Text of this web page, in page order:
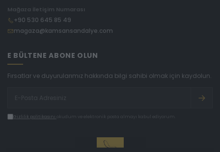
Mağaza İletişim Numarası
+90 530 645 85 49
magaza@kamsansandalye.com
E BÜLTENE ABONE OLUN
Fırsatlar ve duyurularımız hakkında bilgi sahibi olmak için kaydolun.
Gizlilik politikasını okudum ve elektronik posta almayı kabul ediyorum.